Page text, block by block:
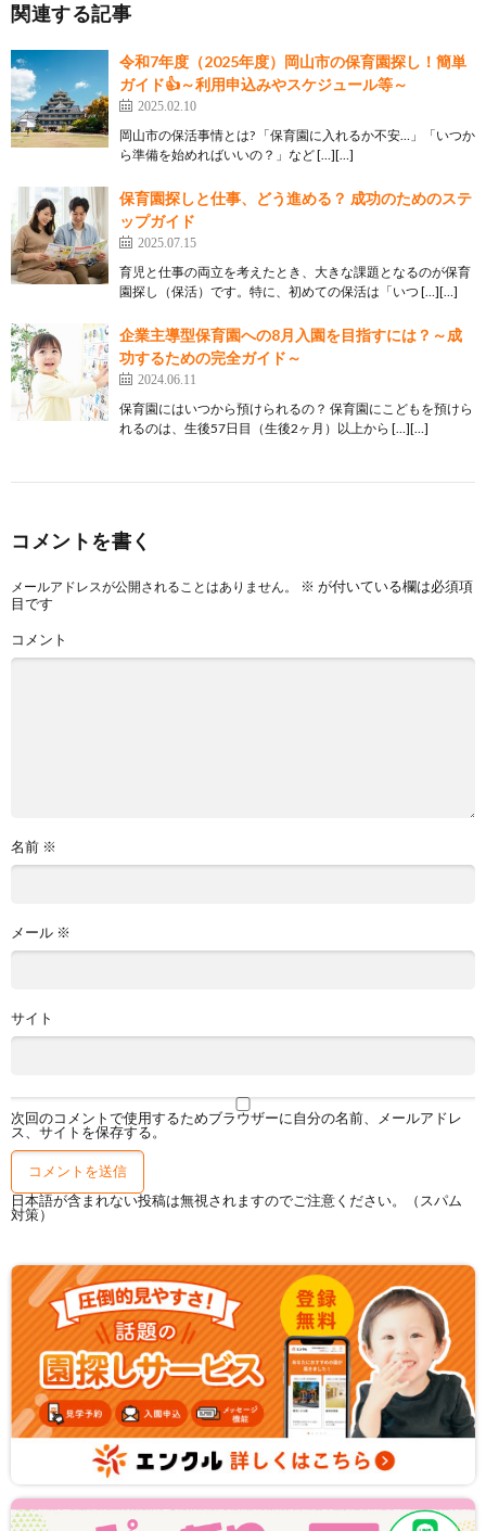
関連する記事
令和7年度（2025年度）岡山市の保育園探し！簡単
ガイド👍～利用申込みやスケジュール等～
2025.02.10
岡山市の保活事情とは? 「保育園に入れるか不安…」「いつか
ら準備を始めればいいの？」など […][…]
保育園探しと仕事、どう進める？ 成功のためのステ
ップガイド
2025.07.15
育児と仕事の両立を考えたとき、大きな課題となるのが保育
園探し（保活）です。特に、初めての保活は「いつ […][…]
企業主導型保育園への8月入園を目指すには？～成
功するための完全ガイド～
2024.06.11
保育園にはいつから預けられるの？ 保育園にこどもを預けら
れるのは、生後57日目（生後2ヶ月）以上から […][…]
コメントを書く
メールアドレスが公開されることはありません。 ※ が付いている欄は必須項
目です
コメント
名前 ※
メール ※
サイト
次回のコメントで使用するためブラウザーに自分の名前、メールアドレ
ス、サイトを保存する。
日本語が含まれない投稿は無視されますのでご注意ください。（スパム
対策）